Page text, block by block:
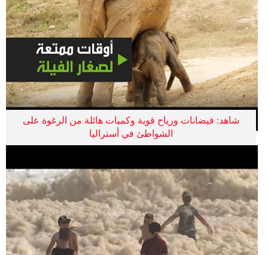
شاهد: فيضانات ورياح قوية وكميات هائلة من الرغوة على
الشواطئ في أستراليا